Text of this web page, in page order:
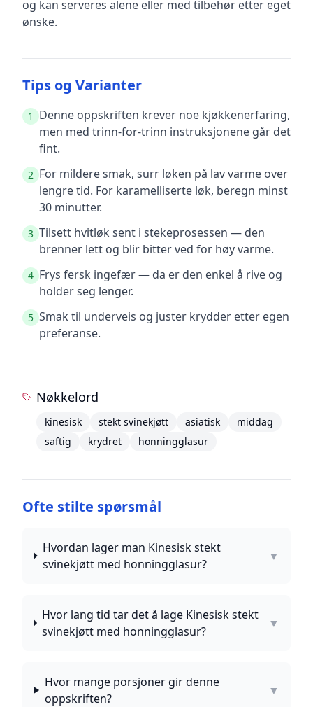
og kan serveres alene eller med tilbehør etter eget
ønske.
Tips og Varianter
1
Denne oppskriften krever noe kjøkkenerfaring,
men med trinn-for-trinn instruksjonene går det
fint.
2 For mildere smak, surr løken på lav varme over
lengre tid. For karamelliserte løk, beregn minst
30 minutter.
3 Tilsett hvitløk sent i stekeprosessen — den
brenner lett og blir bitter ved for høy varme.
4 Frys fersk ingefær — da er den enkel å rive og
holder seg lenger.
5 Smak til underveis og juster krydder etter egen
preferanse.
Nøkkelord
kinesisk stekt svinekjøtt asiatisk
middag
saftig
krydret honningglasur
Ofte stilte spørsmål
Hvordan lager man Kinesisk stekt
svinekjøtt med honningglasur?
▼
Hvor lang tid tar det å lage Kinesisk stekt
svinekjøtt med honningglasur?
▼
Hvor mange porsjoner gir denne
oppskriften?
▼